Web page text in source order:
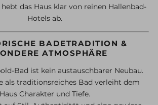
das Haus klar von reinen Hallenbad-
Hotels ab.
BADETRADITION &
ATMOSPHÄRE
Bad ist kein austauschbarer Neubau.
als traditionsreiches Bad verleiht dem
Haus Charakter und Tiefe.